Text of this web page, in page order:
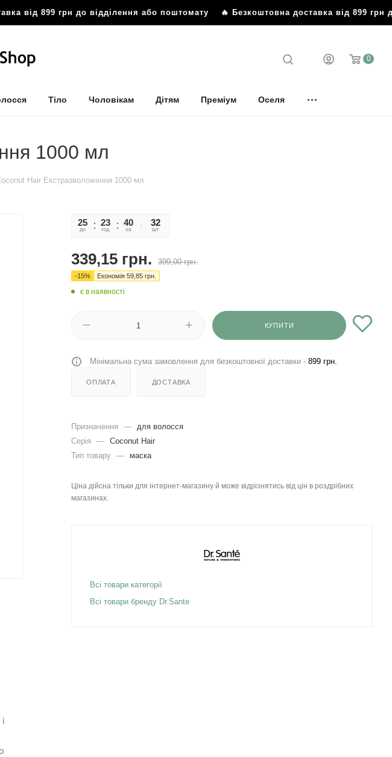
899 грн до відділення або поштомату🔥 Безкоштовна доставка від 899 грн до
0
Тіло Чоловікам Дітям Преміум Оселя
1000 мл
Hair Екстразволоження 1000 мл
25
дн
23
год
40
хв
43
сек
32
шт
339,15 грн. 399,00грн.
-15% Економія 59,85 грн.
є в наявності
КУПИТИ
Мінімальна сума замовлення для безкоштовної доставки - 899 грн.
ОПЛАТА ДОСТАВКА
Призначення —
для волосся
Серія
— Coconut Hair
Тип товару — маска
Ціна дійсна тільки для інтернет-магазину й може відрізнятись від цін в роздрібних
магазинах.
Всі товари категорії
Всі товари бренду Dr.Sante